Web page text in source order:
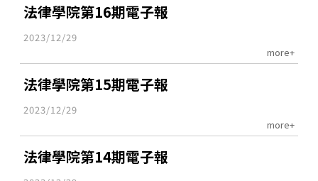
法律學院第16期電子報
2023/12/29
more+
法律學院第15期電子報
2023/12/29
more+
法律學院第14期電子報